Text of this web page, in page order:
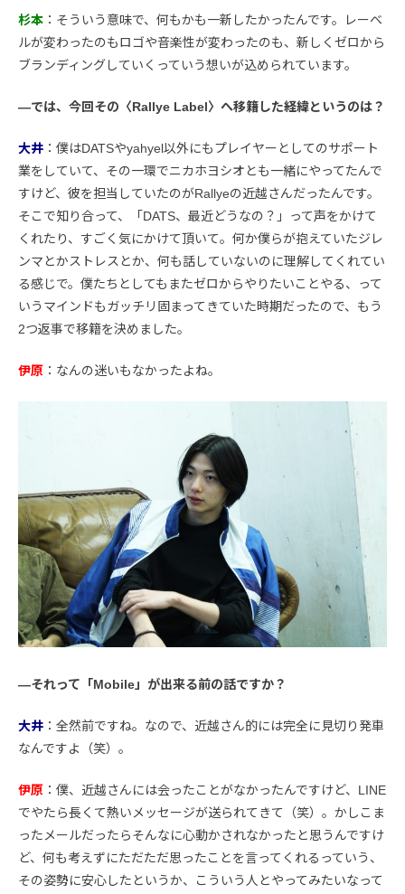
杉本 ：そういう意味で、何もかも一新したかったんです。レーベ
ルが変わったのもロゴや音楽性が変わったのも、新しくゼロから
ブランディングしていくっていう想いが込められています。
―では、今回その〈Rallye Label〉へ移籍した経緯というのは？
大井 ：僕はDATSやyahyel以外にもプレイヤーとしてのサポート
業をしていて、その一環でニカホヨシオとも一緒にやってたんで
すけど、彼を担当していたのがRallyeの近越さんだったんです。
そこで知り合って、「DATS、最近どうなの？」って声をかけて
くれたり、すごく気にかけて頂いて。何か僕らが抱えていたジレ
ンマとかストレスとか、何も話していないのに理解してくれてい
る感じで。僕たちとしてもまたゼロからやりたいことやる、って
いうマインドもガッチリ固まってきていた時期だったので、もう
2つ返事で移籍を決めました。
伊原 ：なんの迷いもなかったよね。
―それって「Mobile」が出来る前の話ですか？
大井 ：全然前ですね。なので、近越さん的には完全に見切り発車
なんですよ（笑）。
伊原 ：僕、近越さんには会ったことがなかったんですけど、LINE
でやたら長くて熱いメッセージが送られてきて（笑）。かしこま
ったメールだったらそんなに心動かされなかったと思うんですけ
ど、何も考えずにただただ思ったことを言ってくれるっていう、
その姿勢に安心したというか、こういう人とやってみたいなって